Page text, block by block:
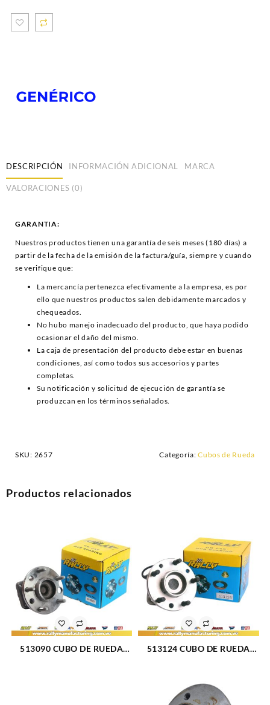
DESCRIPCIÓN INFORMACIÓN ADICIONAL MARCA
VALORACIONES (0)
GARANTIA:
Nuestros productos tienen una garantía de seis meses (180 días) a
partir de la fecha de la emisión de la factura/guía, siempre y cuando
se verifique que:
La mercancía pertenezca efectivamente a la empresa, es por
ello que nuestros productos salen debidamente marcados y
chequeados.
No hubo manejo inadecuado del producto, que haya podido
ocasionar el daño del mismo.
La caja de presentación del producto debe estar en buenas
condiciones, así como todos sus accesorios y partes
completas.
Su notificación y solicitud de ejecución de garantía se
produzcan en los términos señalados.
SKU: 2657 Categoría:Cubos de Rueda
Productos relacionados
513090 CUBO DE RUEDA
513124 CUBO DE RUEDA